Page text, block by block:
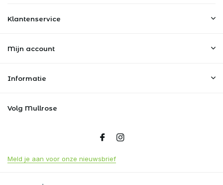
Klantenservice
Mijn account
Informatie
Volg Mullrose
Meld je aan voor onze nieuwsbrief